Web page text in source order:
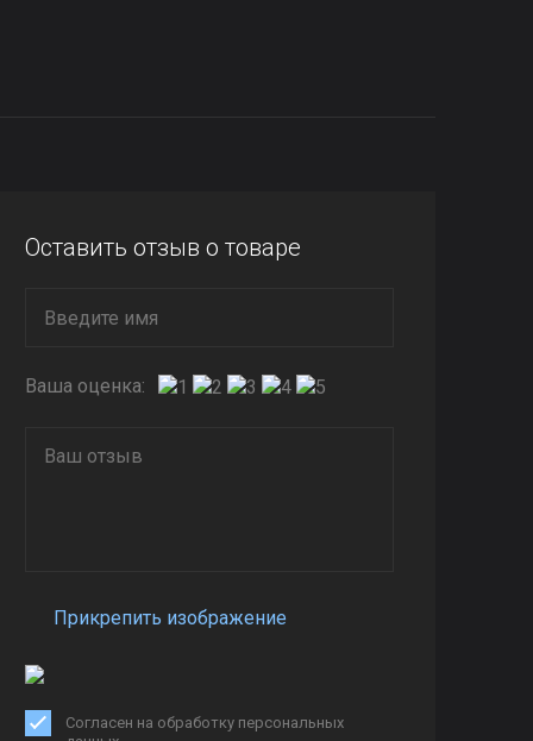
Оставить отзыв о товаре
Ваша оценка:
Прикрепить изображение
Согласен на обработку персональных